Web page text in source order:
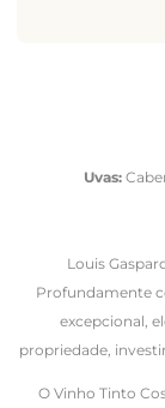
Uvas:
Louis
Profundamente
excepcional,
propriedade,
O Vinho Tinto